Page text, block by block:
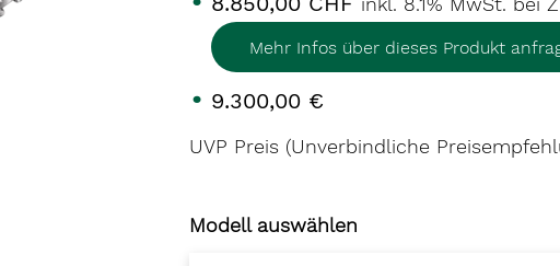
Mehr Infos über dieses Produkt
9.300,00 €
UVP Preis (Unverbindliche
Modell auswählen